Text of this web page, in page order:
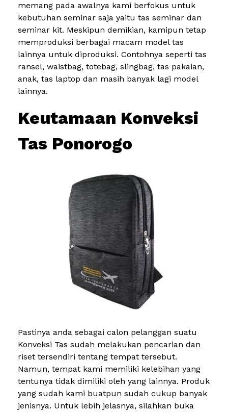
memang pada awalnya kami berfokus untuk
kebutuhan seminar saja yaitu tas seminar dan
seminar kit. Meskipun demikian, kamipun tetap
memproduksi berbagai macam model tas
lainnya untuk diproduksi. Contohnya seperti tas
ransel, waistbag, totebag, slingbag, tas pakaian,
anak, tas laptop dan masih banyak lagi model
lainnya.
Keutamaan Konveksi
Tas Ponorogo
Pastinya anda sebagai calon pelanggan suatu
Konveksi Tas sudah melakukan pencarian dan
riset tersendiri tentang tempat tersebut.
Namun, tempat kami memiliki kelebihan yang
tentunya tidak dimiliki oleh yang lainnya. Produk
yang sudah kami buatpun sudah cukup banyak
jenisnya. Untuk lebih jelasnya, silahkan buka